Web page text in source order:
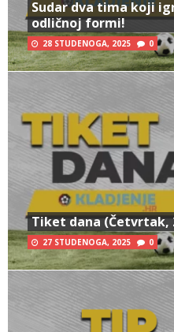
Sudar dva tima koji
odličnoj formi!
28 STUDENOGA, 2025 0
Tiket dana (Četvrtak,
27 STUDENOGA, 2025 0